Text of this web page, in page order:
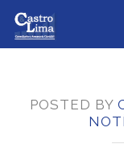
POSTED BY